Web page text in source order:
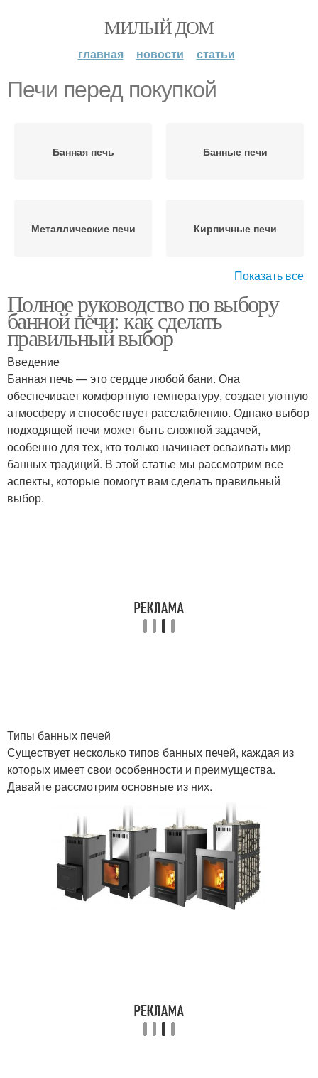
МИЛЫЙ ДОМ
главная новости статьи
Печи перед покупкой
Банная печь Банные печи
Металлические печи Кирпичные печи
Электрические печи Кирпичная печь
Цены на печи Печи для бани
Показать все
Полное руководство по выбору
банной печи: как сделать
правильный выбор
Введение
Банная печь — это сердце любой бани. Она
обеспечивает комфортную температуру, создает уютную
атмосферу и способствует расслаблению. Однако выбор
подходящей печи может быть сложной задачей,
особенно для тех, кто только начинает осваивать мир
банных традиций. В этой статье мы рассмотрим все
аспекты, которые помогут вам сделать правильный
выбор.
Типы банных печей
Существует несколько типов банных печей, каждая из
которых имеет свои особенности и преимущества.
Давайте рассмотрим основные из них.